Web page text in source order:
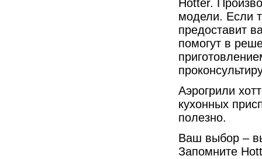
Hotter.
модели. Если
предоставит
помогут в
Аэрогрили
кухонных
полезно.
Ваш выбор –
Запомните